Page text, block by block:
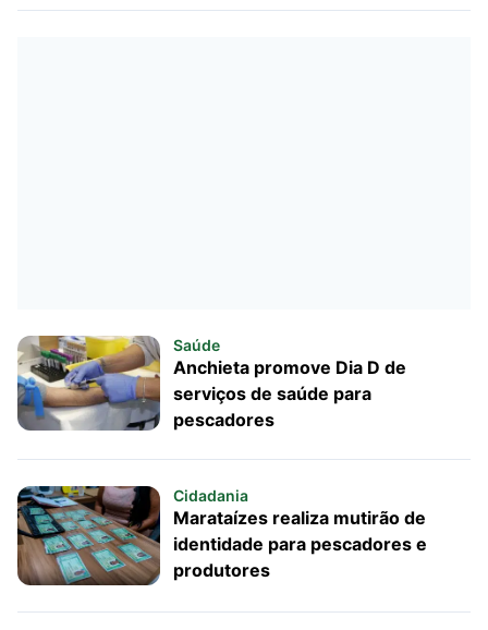
Saúde
Anchieta promove Dia D de
serviços de saúde para
pescadores
Cidadania
Marataízes realiza mutirão de
identidade para pescadores e
produtores